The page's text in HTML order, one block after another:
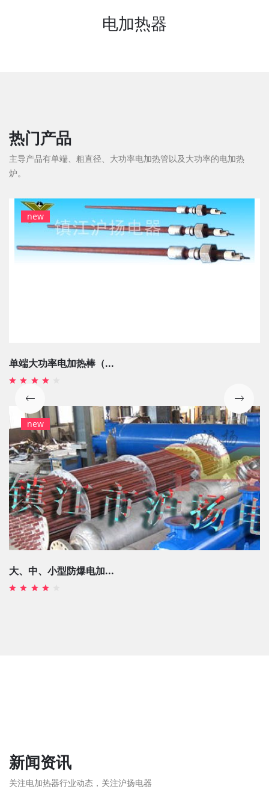
电加热器
热门产品
主导产品有单端、粗直径、大功率电加热管以及大功率的电加热
炉。
new
单端大功率电加热棒（...
new
大、中、小型防爆电加...
新闻资讯
关注电加热器行业动态，关注沪扬电器